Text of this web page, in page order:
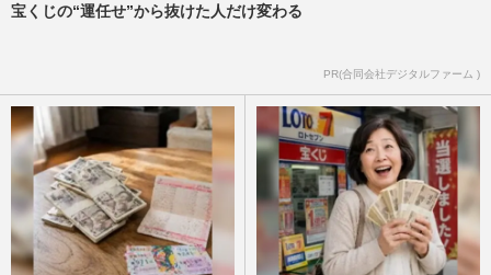
宝くじの“運任せ”から抜けた人だけ変わる
PR(合同会社デジタルファーム )